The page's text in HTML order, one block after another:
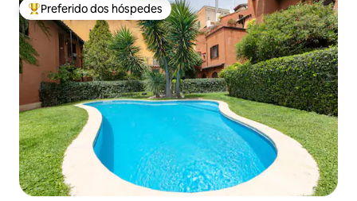
Entre os melhores preferidos dos hóspedes
Preferido dos hóspedes